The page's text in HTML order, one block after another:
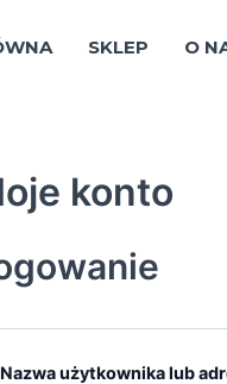
SKLEP O
konto
Nazwa użytkownika lub